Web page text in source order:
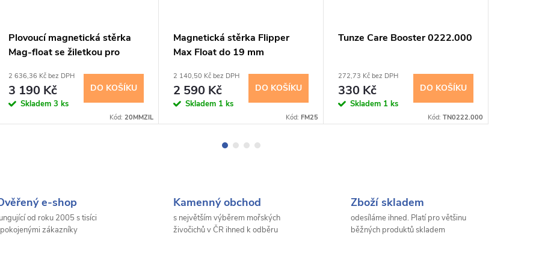
Plovoucí magnetická stěrka
Mag-float se žiletkou pro
2 636,36 Kč bez DPH
3 190 Kč
Skladem 3 ks
DO KOŠÍKU
Kód: 20MMZIL
Magnetická stěrka Flipper
Max Float do 19 mm
2 140,50 Kč bez DPH
2 590 Kč
Skladem 1 ks
DO KOŠÍKU
Kód: FM25
Tunze Care Booster 0222.000
272,73 Kč bez DPH
330 Kč
Skladem 1 ks
DO KOŠÍKU
Kód: TN0222.000
e-shop
od roku 2005 s tisíci
zákazníky
Kamenný obchod
s největším výběrem mořských
živočichů v ČR ihned k odběru
Zboží skladem
odesíláme ihned. Platí pro většinu
běžných produktů skladem